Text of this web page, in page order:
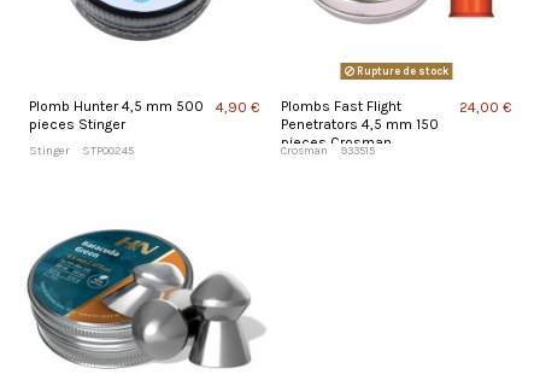
Plomb Hunter 4,5 mm 500
pieces Stinger
Stinger STP00245
4,90 €
Rupture de stock
Plombs Fast Flight
Penetrators 4,5 mm 150
pieces Crosman
Crosman 933515
24,00 €